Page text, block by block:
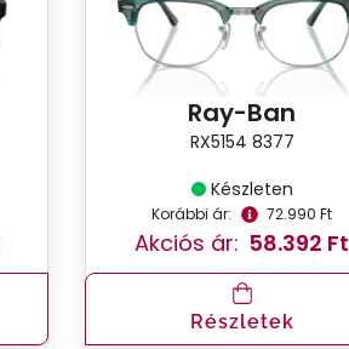
Ray-Ban
RX5154 8377
Készleten
Korábbi ár: 72.990 Ft
Akciós ár: 58.392 Ft
Részletek